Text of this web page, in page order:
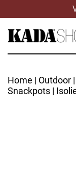
Home | Outdoor |
Snackpots |